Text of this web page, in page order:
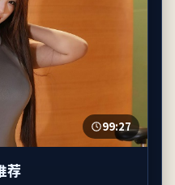
99:27
荐